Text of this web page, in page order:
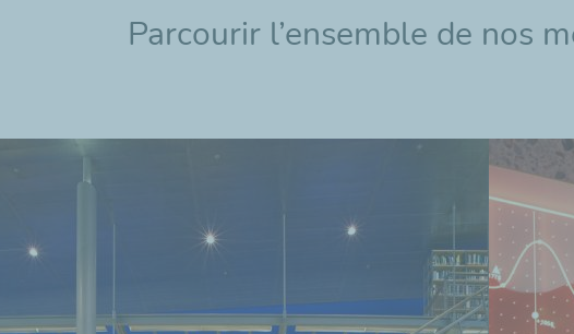
Parcourir l’ensemble de nos